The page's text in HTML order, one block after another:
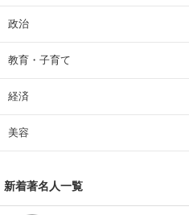
政治
教育・子育て
経済
美容
新着著名人一覧